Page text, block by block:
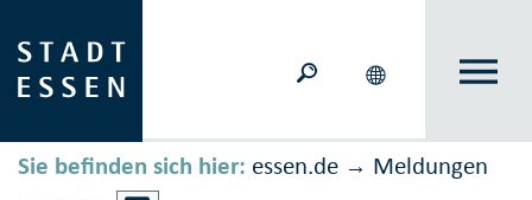
Sie befinden sich hier: essen.de → Meldungen